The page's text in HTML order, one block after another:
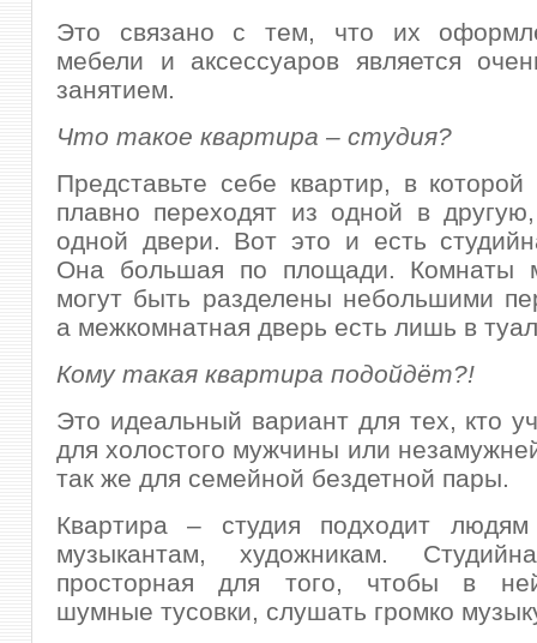
Это связано с тем, что их
мебели и аксессуаров является
занятием.
Что такое квартира – студия?
Представьте себе квартир, в
плавно переходят из одной в
одной двери. Вот это и есть
Она большая по площади. Комнаты
могут быть разделены небольшими
а межкомнатная дверь есть лишь в
Кому такая квартира подойдёт?!
Это идеальный вариант для тех, кто
для холостого мужчины или
так же для семейной бездетной пары.
Квартира – студия подходит людям
музыкантам, художникам.
просторная для того, чтобы в
шумные тусовки, слушать громко